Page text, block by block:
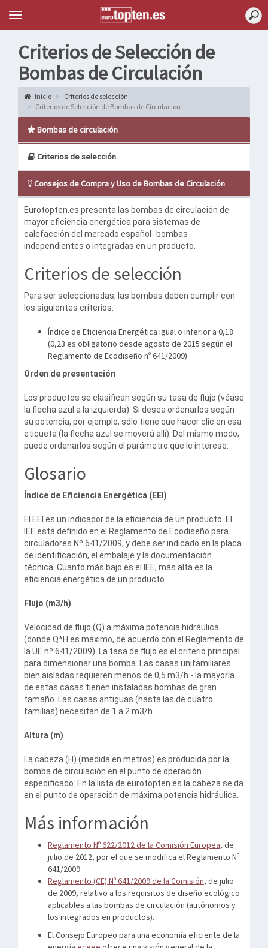
Topten
Menu
Criterios de Selección de
Bombas de Circulación
Inicio
Criterios de selección
Criterios de Selección de Bombas de Circulación
Bombas de circulación
Criterios de selección
Consejos de Compra y Uso de Bombas de Circulación
Eurotopten.es presenta las bombas de circulación de
mayor eficiencia energética para sistemas de
calefacción del mercado español- bombas
independientes o integradas en un producto.
Criterios de selección
Para ser seleccionadas, las bombas deben cumplir con
los siguientes criterios:
Índice de Eficiencia Energética igual o inferior a 0,18
(0,23 es obligatorio desde agosto de 2015 según el
Reglamento de Ecodiseño nº 641/2009)
Orden de presentación
Los productos se clasifican según su tasa de flujo (véase
la flecha azul a la izquierda). Si desea ordenarlos según
su potencia, por ejemplo, sólo tiene que hacer clic en esa
etiqueta (la flecha azul se moverá allí). Del mismo modo,
puede ordenarlos según el parámetro que le interese.
Glosario
Índice de Eficiencia Energética (EEI)
El EEI es un indicador de la eficiencia de un producto. El
IEE está definido en el Reglamento de Ecodiseño para
circuladores Nº 641/2009, y debe ser indicado en la placa
de identificación, el embalaje y la documentación
técnica. Cuanto más bajo es el IEE, más alta es la
eficiencia energética de un producto.
Flujo (m3/h)
Velocidad de flujo (Q) a máxima potencia hidráulica
(donde Q*H es máximo, de acuerdo con el Reglamento de
la UE nº 641/2009). La tasa de flujo es el criterio principal
para dimensionar una bomba. Las casas unifamiliares
bien aisladas requieren menos de 0,5 m3/h - la mayoría
de estas casas tienen instaladas bombas de gran
tamaño. Las casas antiguas (hasta las de cuatro
familias) necesitan de 1 a 2 m3/h.
Altura (m)
La cabeza (H) (medida en metros) es producida por la
bomba de circulación en el punto de operación
especificado. En la lista de eurotopten.es la cabeza se da
en el punto de operación de máxima potencia hidráulica.
Más información
Reglamento Nº 622/2012 de la Comisión Europea, de
julio de 2012, por el que se modifica el Reglamento Nº
641/2009.
Reglamento (CE) Nº 641/2009 de la Comisión, de julio
de 2009, relativo a los requisitos de diseño ecológico
aplicables a las bombas de circulación (autónomos y
los integrados en productos).
El Consejo Europeo para una economía eficiente de la